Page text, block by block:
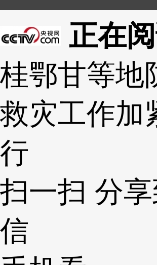
正在阅
桂鄂甘等地
救灾工作加
行
扫一扫 分
信